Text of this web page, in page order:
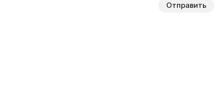
Отправить